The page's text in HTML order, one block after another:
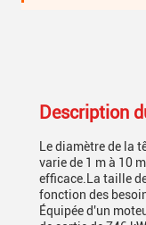
Description
Le diamètre de la
varie de 1 m à 10
efficace.La taille
fonction des
Équipée d'un